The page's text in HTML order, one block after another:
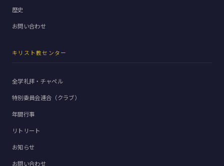
歴史
お問い合わせ
キリスト教センター
全学礼拝・チャペル
特別委員会連合（クラブ）
年間行事
リトリート
お知らせ
お問い合わせ